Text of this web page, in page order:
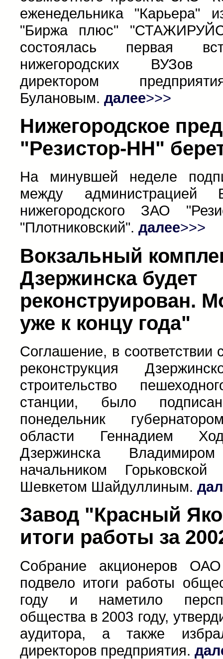
еженедельника "Карьера"
"Биржа плюс"
состоялась первая
нижегородских ВУЗов
директором
Булановым. далее>>>
Нижегородское
"Резистор-НН"
На минувшей неделе
между администрацией
нижегородского ЗАО
"Плотниковский". далее>>>
Вокзальный
Дзержинска будет
реконструирован.
уже к концу года"
Соглашение, в соответствии
реконструкция
строительство
станции, было
понедельник
области Геннадием
Дзержинска
начальником
Шевкетом Шайдуллиным.
Завод "Красный
итоги работы за
Собрание акционеров
подвело итоги работы
году и наметило
общества в 2003 году,
аудитора, а также
директоров предприятия.